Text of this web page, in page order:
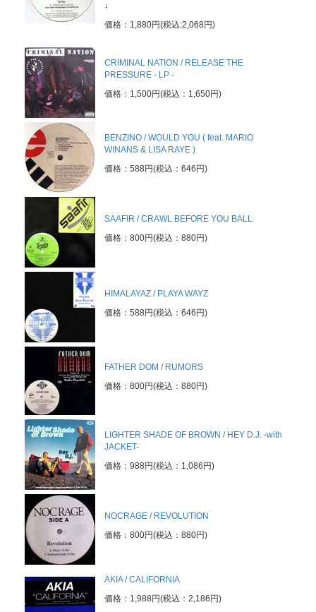
↓
価格：1,880円(税込:2,068円)
CRIMINAL NATION / RELEASE THE
PRESSURE - LP -
価格：1,500円(税込：1,650円)
BENZINO / WOULD YOU ( feat. MARIO
WINANS & LISA RAYE )
価格：588円(税込：646円)
SAAFIR / CRAWL BEFORE YOU BALL
価格：800円(税込：880円)
HIMALAYAZ / PLAYA WAYZ
価格：588円(税込：646円)
FATHER DOM / RUMORS
価格：800円(税込：880円)
LIGHTER SHADE OF BROWN / HEY D.J. -with
JACKET-
価格：988円(税込：1,086円)
NOCRAGE / REVOLUTION
価格：800円(税込：880円)
AKIA / CALIFORNIA
価格：1,988円(税込：2,186円)